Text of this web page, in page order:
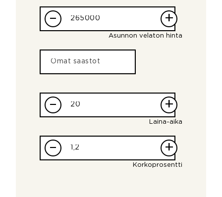
– +
Asunnon velaton hinta
– +
Laina-aika
– +
Korkoprosentti